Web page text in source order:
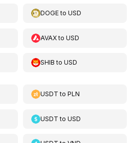
DOGEtoUSD
AVAXtoUSD
SHIB toUSD
USDT toPLN
USDT toUSD